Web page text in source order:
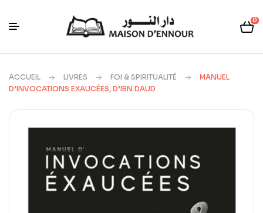
0
ACCUEIL LIVRES FOI & SPIRITUALITÉ
MANUEL
D’INVOCATIONS EXAUCÉES, D’IBN DAUD